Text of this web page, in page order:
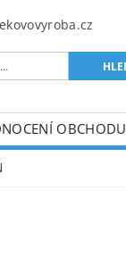
OBCHODU